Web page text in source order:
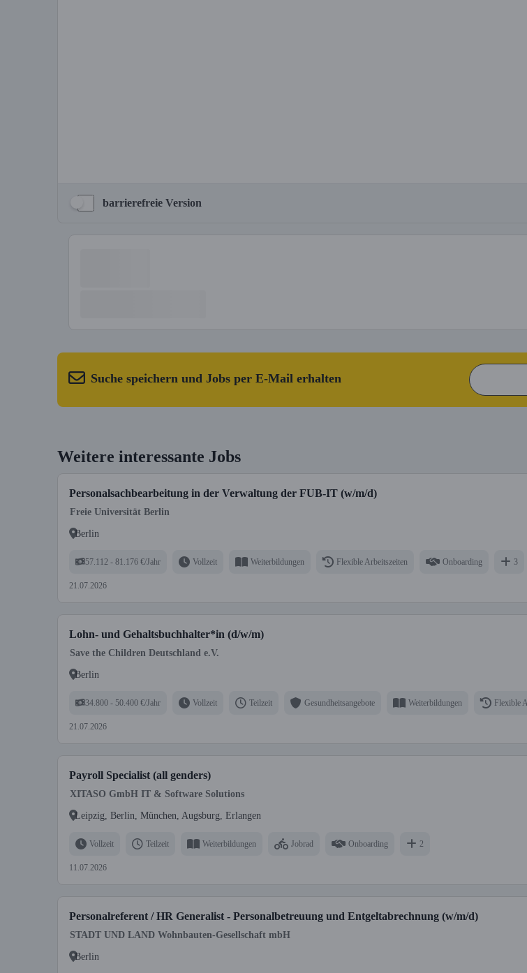
barrierefreie Version
Suche speichern und Jobs per E-Mail erhalten
Weitere interessante Jobs
Personalsachbearbeitung in der Verwaltung der FUB-IT (w/m/d)
Freie Universität Berlin
Berlin
57.112 - 81.176 €/Jahr Vollzeit Weiterbildungen Flexible Arbeitszeiten Onboarding 3
21.07.2026
Lohn- und Gehaltsbuchhalter*in (d/w/m)
Save the Children Deutschland e.V.
Berlin
34.800 - 50.400 €/Jahr Vollzeit Teilzeit Gesundheitsangebote Weiterbildungen Flexible
21.07.2026
Payroll Specialist (all genders)
XITASO GmbH IT & Software Solutions
Leipzig, Berlin, München, Augsburg, Erlangen
Vollzeit Teilzeit Weiterbildungen Jobrad Onboarding 2
11.07.2026
Personalreferent / HR Generalist - Personalbetreuung und Entgeltabrechnung (w/m/d)
STADT UND LAND Wohnbauten-Gesellschaft mbH
Berlin